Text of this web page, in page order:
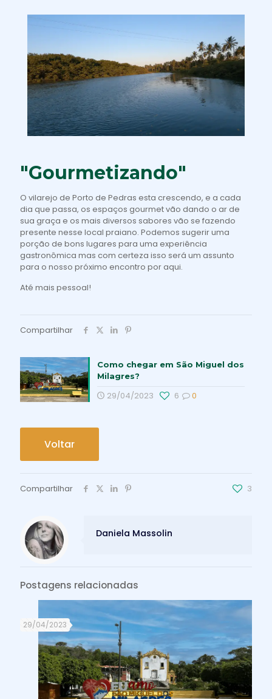
"Gourmetizando"
O vilarejo de Porto de Pedras esta crescendo, e a cada
dia que passa, os espaços gourmet vão dando o ar de
sua graça e os mais diversos sabores vão se fazendo
presente nesse local praiano. Podemos sugerir uma
porção de bons lugares para uma experiência
gastronômica mas com certeza isso será um assunto
para o nosso próximo encontro por aqui.
Até mais pessoal!
Compartilhar
Como chegar em São Miguel dos
Milagres?
29/04/2023 0
6
Voltar
Compartilhar 3
Daniela Massolin
Postagens relacionadas
29/04/2023